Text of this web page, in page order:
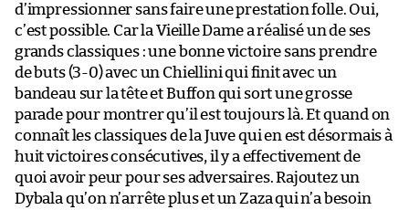
d’impressionner sans faire une prestation folle. Oui,
c’est possible. Car la Vieille Dame a réalisé un de ses
grands classiques : une bonne victoire sans prendre
de buts (3-0) avec un Chiellini qui finit avec un
bandeau sur la tête et Buffon qui sort une grosse
parade pour montrer qu’il est toujours là. Et quand on
connaît les classiques de la Juve qui en est désormais à
huit victoires consécutives, il y a effectivement de
quoi avoir peur pour ses adversaires. Rajoutez un
Dybala qu’on n’arrête plus et un Zaza qui n’a besoin